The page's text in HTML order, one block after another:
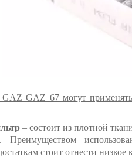
GAZ 67 могут
– состоит из плотной
Преимуществом
стоит отнести низкое